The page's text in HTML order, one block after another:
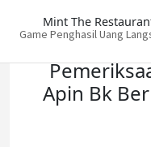
Mint The
Game Penghasil Uang
Apin Bk